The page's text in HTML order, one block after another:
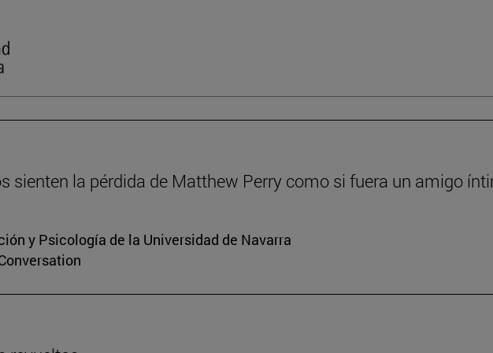
sienten la pérdida de Matthew Perry como si fuera un amigo
y Psicología de la Universidad de Navarra